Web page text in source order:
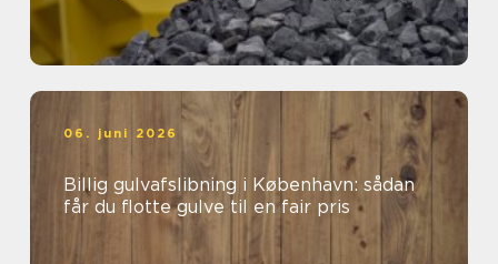
06. juni 2026
Billig gulvafslibning i København: sådan
får du flotte gulve til en fair pris